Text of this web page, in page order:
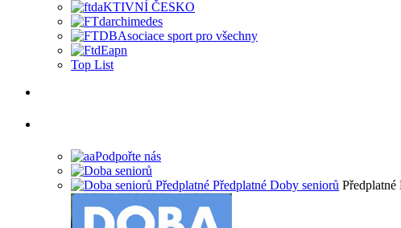
Top List
Předplatné